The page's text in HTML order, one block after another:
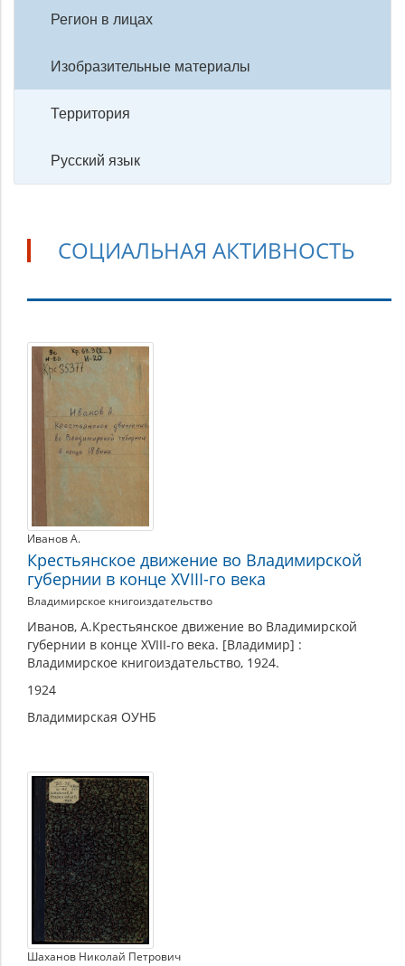
Регион в лицах
Изобразительные материалы
Территория
Русский язык
СОЦИАЛЬНАЯ АКТИВНОСТЬ
Социальная
активность
Иванов А.
Крестьянское движение во Владимирской
губернии в конце XVIII-го века
Владимирское книгоиздательство
Иванов, А.Крестьянское движение во Владимирской
губернии в конце XVIII-го века. [Владимир] :
Владимирское книгоиздательство, 1924.
1924
Владимирская ОУНБ
Шаханов Николай Петрович